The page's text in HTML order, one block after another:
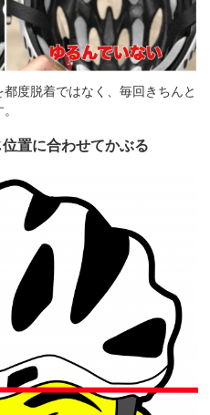
度脱着ではなく、毎回きちんと
置に合わせてかぶる